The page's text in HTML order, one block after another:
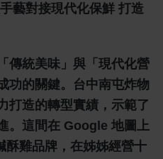
藝對接現代化保鮮 打造
傳統美味」與「現代化營
功的關鍵。台中南屯炸物
打造的轉型實績，示範了
。這間在 Google 地圖上
酥雞品牌，在姊姊經營十